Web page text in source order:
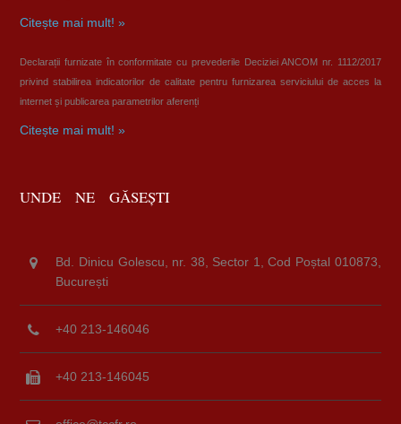
Citește mai mult! »
Declarații furnizate în conformitate cu prevederile Deciziei ANCOM nr. 1112/2017
privind stabilirea indicatorilor de calitate pentru furnizarea serviciului de acces la
internet și publicarea parametrilor aferenți
Citește mai mult! »
UNDE NE GĂSEȘTI
Bd. Dinicu Golescu, nr. 38, Sector 1, Cod Poștal 010873,
București
+40 213-146046
+40 213-146045